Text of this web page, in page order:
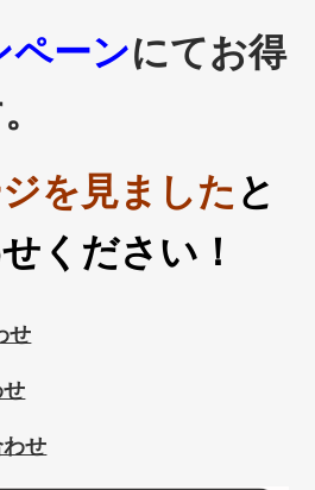
ペーンにてお得
を見ました と
ください！
せ
せ